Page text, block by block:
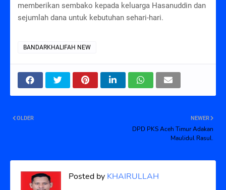
memberikan sembako kepada keluarga Hasanuddin dan
sejumlah dana untuk kebutuhan sehari-hari.
BANDARKHALIFAH NEW
NEWER
DPD PKS Aceh Timur Adakan
Maulidul Rasul.
OLDER
Posted by KHAIRULLAH